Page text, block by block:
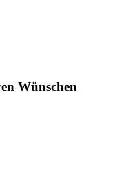
Wünschen